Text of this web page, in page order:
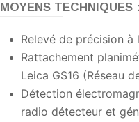
MOYENS TECHNIQUES :
Relevé de précision
Rattachement
Leica GS16 (Réseau
Détection
radio détecteur et